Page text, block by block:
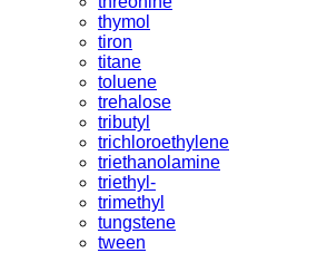
thymol
tiron
titane
toluene
trehalose
tributyl
trichloroethylene
triethanolamine
triethyl-
trimethyl
tungstene
tween